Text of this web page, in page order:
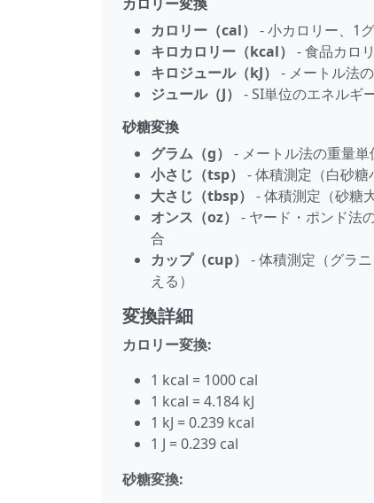
カロリー（cal） - 小カロリー、1
キロカロリー（kcal） - 食品カロ
キロジュール（kJ） - メートル法
ジュール（J） - SI単位のエネルギ
砂糖変換
グラム（g） - メートル法の重量
小さじ（tsp） - 体積測定（白砂糖
大さじ（tbsp） - 体積測定（砂糖
オンス（oz） - ヤード・ポンド法
合
カップ（cup） - 体積測定（グラ
える）
変換詳細
カロリー変換:
1 kcal = 1000 cal
1 kcal = 4.184 kJ
1 kJ = 0.239 kcal
1 J = 0.239 cal
砂糖変換: